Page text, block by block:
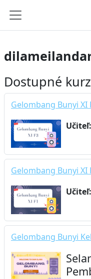
Bočný panel
Dostupné
Gelombang Bunyi XI
Učiteľ:
Gelombang Bunyi XI
Učiteľ:
Gelombang Bunyi